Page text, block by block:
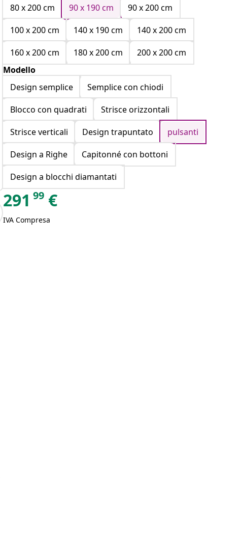
80 x 200 cm
90 x 190 cm
90 x 200 cm
100 x 200 cm
140 x 190 cm
140 x 200 cm
160 x 200 cm
180 x 200 cm
200 x 200 cm
Modello
Design semplice
Semplice con chiodi
Blocco con quadrati
Strisce orizzontali
Strisce verticali
Design trapuntato
pulsanti
Design a Righe
Capitonné con bottoni
Design a blocchi diamantati
291 99 €
IVA Compresa